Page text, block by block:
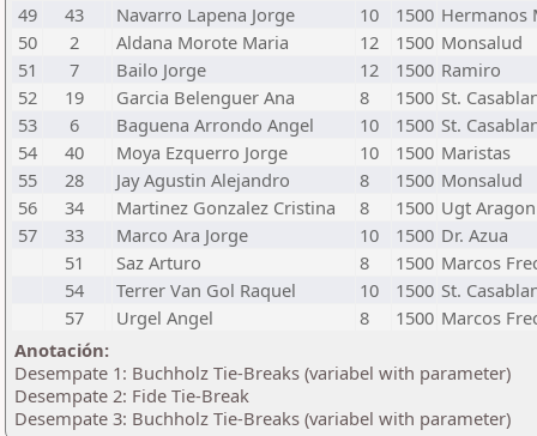
49
43 Navarro Lapena Jorge 10 1500 Hermanos
50
2 Aldana Morote Maria 12 1500 Monsalud
51
7 Bailo Jorge 12 1500 Ramiro
52
19 Garcia Belenguer Ana 8 1500 St.
53
6 Baguena Arrondo Angel 10 1500 St.
54
40 Moya Ezquerro Jorge 10 1500 Maristas
55
28 Jay Agustin Alejandro 8 1500 Monsalud
56
34 Martinez Gonzalez Cristina 8 1500 Ugt Aragon
57
33 Marco Ara Jorge 10 1500 Dr. Azua
51
Saz Arturo 8 1500 Marcos
54
Terrer Van Gol Raquel 10 1500 St.
57
Urgel Angel 8 1500 Marcos
Anotación:
Desempate 1: Buchholz Tie-Breaks (variabel with parameter)
Desempate 2: Fide Tie-Break
Desempate 3: Buchholz Tie-Breaks (variabel with parameter)